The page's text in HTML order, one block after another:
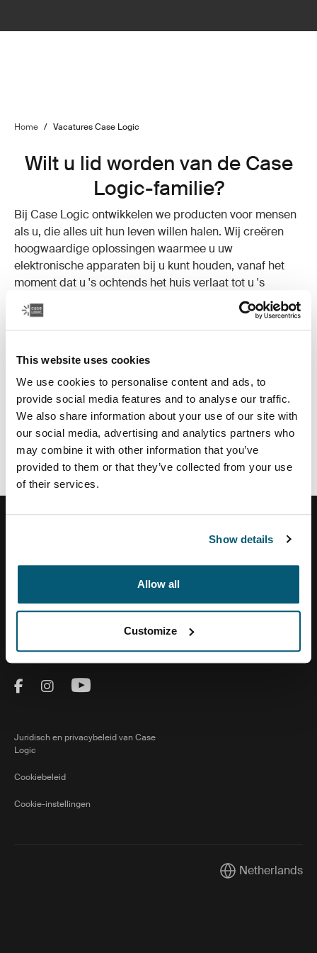
This website uses cookies
We use cookies to personalise content and ads, to
provide social media features and to analyse our traffic.
We also share information about your use of our site with
our social media, advertising and analytics partners who
may combine it with other information that you’ve
provided to them or that they’ve collected from your use
of their services.
Show details
Allow all
Customize
Home / Vacatures Case Logic
Wilt u lid worden van de Case
Logic-familie?
Bij Case Logic ontwikkelen we producten voor mensen
als u, die alles uit hun leven willen halen. Wij creëren
hoogwaardige oplossingen waarmee u uw
elektronische apparaten bij u kunt houden, vanaf het
moment dat u 's ochtends het huis verlaat tot u 's
avonds weer thuiskomt. We begrijpen dat u verbonden
wilt blijven en waarderen de balans die u bewaart
tussen hard werken en relaxte downtime. Waarom?
Als u op dezelfde manier in het leven staat en wilt
werken in een creatieve, uitdagende en
vooruitstrevende omgeving horen wij graag van u!
Bezoekwww.thulegroup.comom onze huidige
mogelijkheden binnen de Thule Group te ontdekken, of
om uw cv en carrièreprofiel te registreren.
Helpcentrum
Over ons
Visit Thule on Facebook (external link)
Visit Thule on Instagram (external link)
Visit Thule on Youtube (external
Juridisch en privacybeleid van Case
Logic
Cookiebeleid
Cookie-instellingen
Current market/
Netherlands